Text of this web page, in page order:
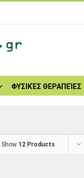
ΦΥΣΙΚΈΣ ΘΕΡΑΠΕΊΕΣ
Show 12 Products